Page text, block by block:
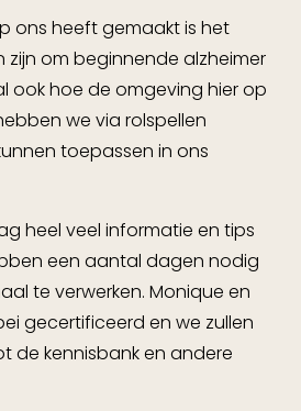
ons heeft gemaakt is het
zijn om beginnende alzheimer
ook hoe de omgeving hier op
we via rolspellen
toepassen in ons
heel veel informatie en tips
een aantal dagen nodig
te verwerken. Monique en
gecertificeerd en we zullen
de kennisbank en andere